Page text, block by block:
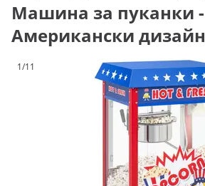
Машина за пуканки -
Американски дизайн
1/11